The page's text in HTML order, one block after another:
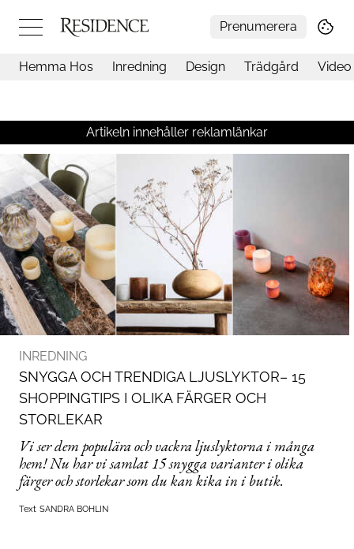
Prenumerera
Konst
Trädgård
Video
Inredning
Livsstil
Resor
Mat & Dryck
Influencers
Mer
Hemma Hos Inredning Design Trädgård Video
Artikeln innehåller reklamlänkar
INREDNING
SNYGGA OCH TRENDIGA LJUSLYKTOR– 15
SHOPPINGTIPS I OLIKA FÄRGER OCH
STORLEKAR
Vi ser dem populära och vackra ljuslyktorna i många
hem! Nu har vi samlat 15 snygga varianter i olika
färger och storlekar som du kan kika in i butik.
Text SANDRA BOHLIN